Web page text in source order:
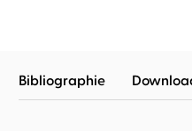
Bibliographie